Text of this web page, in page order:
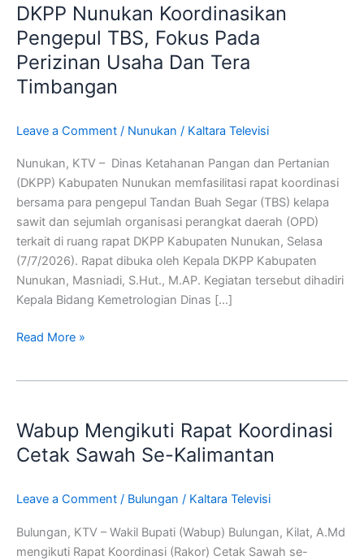
DKPP Nunukan Koordinasikan
Pengepul TBS, Fokus Pada
Perizinan Usaha Dan Tera
Timbangan
Leave a Comment / Nunukan / Kaltara Televisi
Nunukan, KTV – Dinas Ketahanan Pangan dan Pertanian
(DKPP) Kabupaten Nunukan memfasilitasi rapat koordinasi
bersama para pengepul Tandan Buah Segar (TBS) kelapa
sawit dan sejumlah organisasi perangkat daerah (OPD)
terkait di ruang rapat DKPP Kabupaten Nunukan, Selasa
(7/7/2026). Rapat dibuka oleh Kepala DKPP Kabupaten
Nunukan, Masniadi, S.Hut., M.AP. Kegiatan tersebut dihadiri
Kepala Bidang Kemetrologian Dinas […]
Koordinasikan
Pengepul
TBS,
Fokus
Pada
Usaha
Tera
Timbangan
Read More »
Wabup Mengikuti Rapat Koordinasi
Cetak Sawah Se-Kalimantan
Leave a Comment / Bulungan / Kaltara Televisi
Bulungan, KTV – Wakil Bupati (Wabup) Bulungan, Kilat, A.Md
mengikuti Rapat Koordinasi (Rakor) Cetak Sawah se-
Rapat
Koordinasi
Se-
Kalimantan